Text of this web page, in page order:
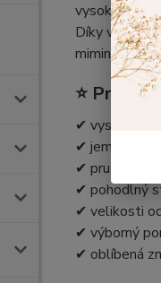
vysokou
Díky
miminko.
⭐ Proč si
✔ vysoká
✔ jemný a
✔ pružné
✔ pohodlný
✔ velikosti
✔ výborný
✔ oblíbená